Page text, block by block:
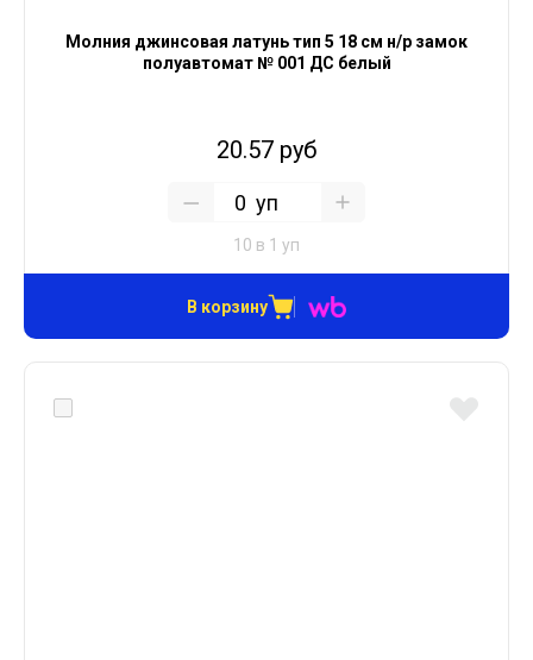
Молния джинсовая латунь тип 5 18 см н/р замок
полуавтомат № 001 ДС белый
20.57 руб
уп
10 в 1 уп
В корзину